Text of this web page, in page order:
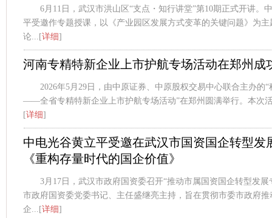
6月11日，武汉市洪山区“支点・知行讲堂”第10期正式开讲。
平受邀作专题授课，以《产业园区发展方式变革的关键问题》为
论...[详细]
河南专精特新企业上市护航专场活动在郑州成
2026年5月29日，由中原证券、中原股权交易中心联合主办的
——全省专精特新企业上市护航专场活动”在郑州圆满举行。本次
[详细]
中电光谷黄立平受邀在武汉市国资国企转型发
《重构存量时代的国企价值》
3月17日，武汉市政府国资委召开“推动市属国资国企转型发
市政府国资委党委书记、主任盛继亮主持，旨在贯彻市委市政府推
企...[详细]